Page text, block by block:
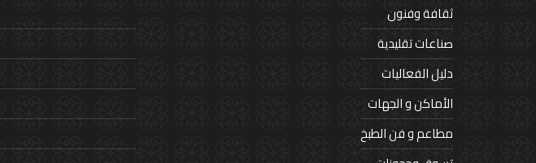
ثقافة وفنون
صناعات تقليدية
دليل الفعاليات
الأماكن و الجهات
مطاعم و فن الطبخ